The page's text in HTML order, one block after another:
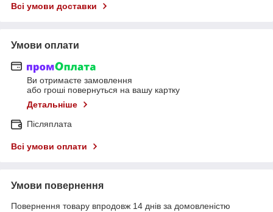
Всі умови доставки
Умови оплати
Ви отримаєте замовлення
або гроші повернуться на вашу картку
Детальніше
Післяплата
Всі умови оплати
Умови повернення
Повернення товару впродовж 14 днів за домовленістю